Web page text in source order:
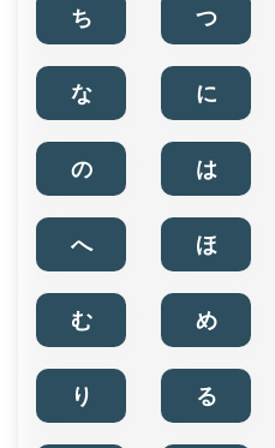
ち つ
な に
の は
へ ほ
む め
り る